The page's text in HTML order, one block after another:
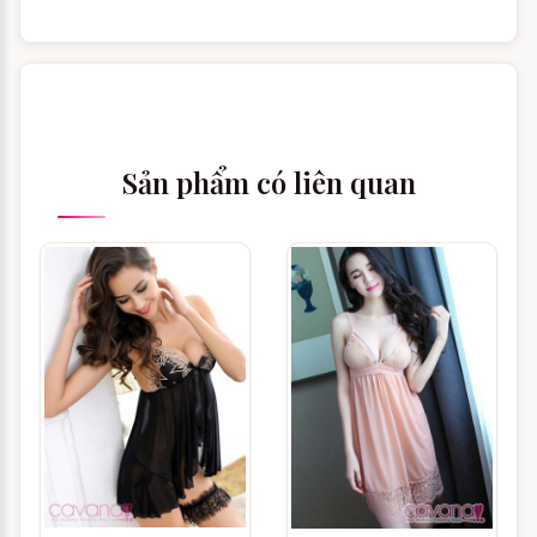
pháp phổ biến nhất đối với sản phẩm Đồ
ngủ phối ren như Váy ngủ gợi cảm Đôi
cánh tình yêu . Phương pháp này không
cho ra một kết quả tuyệt đối chính xác, tuy
nhiên vì đặc thù sản phẩm đồ ngủ là cần
thoải mái, thoáng mát để có giấc ngủ sâu
nên phương pháp đơn giản này lại tỏ ra
cực kỳ tiện dụng và phù hợp với đại đa số
khách hàng.
Dưới đây là bảng chọn size áo ngủ theo 2
chỉ số là cân nặng và chiều cao của
cavana, bạn có thể tham khảo để lựa chọn
Sản phẩm có liên quan